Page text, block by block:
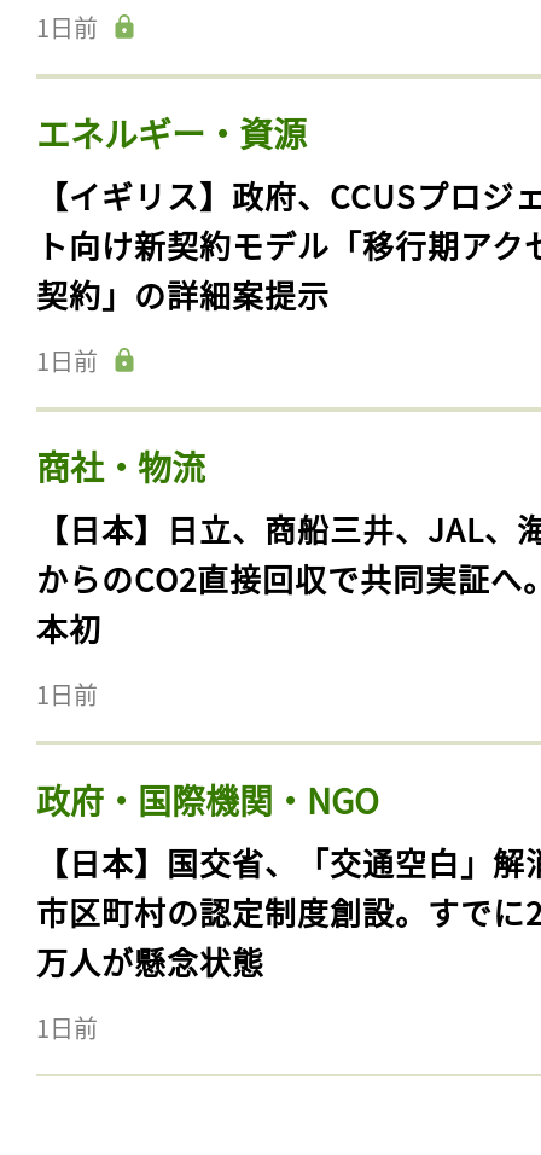
1日前
エネルギー・資源
【イギリス】政府、CCUSプロジ
ト向け新契約モデル「移行期アク
契約」の詳細案提示
1日前
商社・物流
【日本】日立、商船三井、JAL、
からのCO2直接回収で共同実証へ
本初
1日前
政府・国際機関・NGO
【日本】国交省、「交通空白」解
市区町村の認定制度創設。すでに
万人が懸念状態
1日前